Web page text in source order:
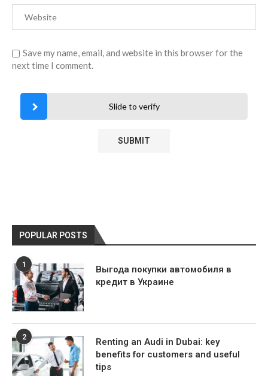
Save my name, email, and website in this browser for the
next time I comment.
Slide to verify
POPULAR POSTS
1
Выгода покупки автомобиля в
кредит в Украине
2
Renting an Audi in Dubai: key
benefits for customers and useful
tips